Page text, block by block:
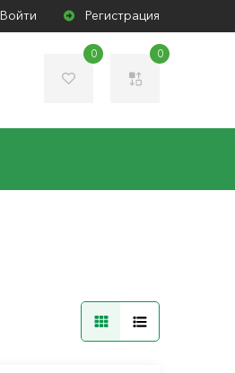
Войти Регистрация
0 0